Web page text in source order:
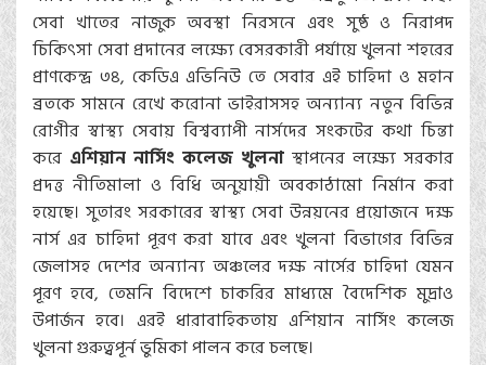
সেবা খাতের নাজুক অবস্থা নিরসনে এবং সুষ্ঠ ও নিরাপদ
চিকিৎসা সেবা প্রদানের লক্ষ্যে বেসরকারী পর্যায়ে খুলনা শহরের
প্রাণকেন্দ্র ৩৪, কেডিএ এভিনিউ তে সেবার এই চাহিদা ও মহান
ব্রতকে সামনে রেখে করোনা ভাইরাসসহ অন্যান্য নতুন বিভিন্ন
রোগীর স্বাস্থ্য সেবায় বিশ্বব্যাপী নার্সদের সংকটের কথা চিন্তা
করে এশিয়ান নার্সিং কলেজ খুলনাস্থাপনের লক্ষ্যে সরকার
প্রদত্ত নীতিমালা ও বিধি অনুয়ায়ী অবকাঠামো নির্মান করা
হয়েছে। সুতারং সরকারের স্বাস্থ্য সেবা উন্নয়নের প্রয়োজনে দক্ষ
নার্স এর চাহিদা পূরণ করা যাবে এবং খুলনা বিভাগের বিভিন্ন
জেলাসহ দেশের অন্যান্য অঞ্চলের দক্ষ নার্সের চাহিদা যেমন
পূরণ হবে, তেমনি বিদেশে চাকরির মাধ্যমে বৈদেশিক মুদ্রাও
উপার্জন হবে। এরই ধারাবাহিকতায় এশিয়ান নার্সিং কলেজ
খুলনা গুরুত্বপূর্ন ভুমিকা পালন করে চলছে।